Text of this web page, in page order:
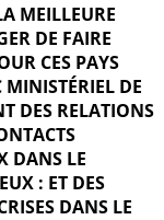
MEILLEURE
DE FAIRE
CES PAYS
DE
DES RELATIONS
DANS LE
: ET DES
DANS LE